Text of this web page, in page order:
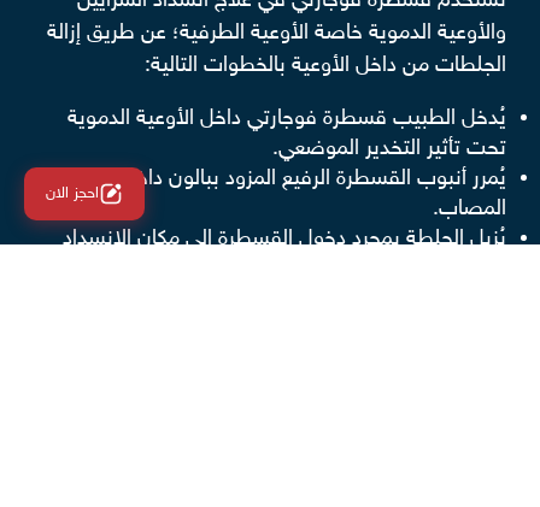
والأوعية الدموية خاصة الأوعية الطرفية؛ عن طريق إزالة
الجلطات من داخل الأوعية بالخطوات التالية:
يُدخل الطبيب قسطرة فوجارتي داخل الأوعية الدموية
تحت تأثير التخدير الموضعي.
يُمرر أنبوب القسطرة الرفيع المزود ببالون داخل الوريد
المصاب.
يُزيل الجلطة بمجرد دخول القسطرة إلى مكان الانسداد
احجز الان